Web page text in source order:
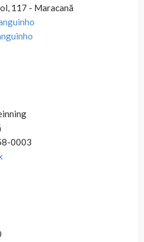
117 - Maracanã
0003